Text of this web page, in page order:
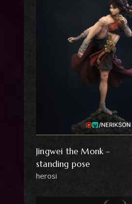
Jingwei the Monk –
standing pose
herosi